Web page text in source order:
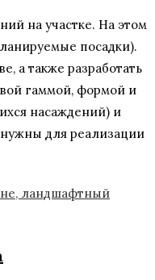
на участке. На этом
посадки).
а также разработать
гаммой, формой и
насаждений) и
для реализации